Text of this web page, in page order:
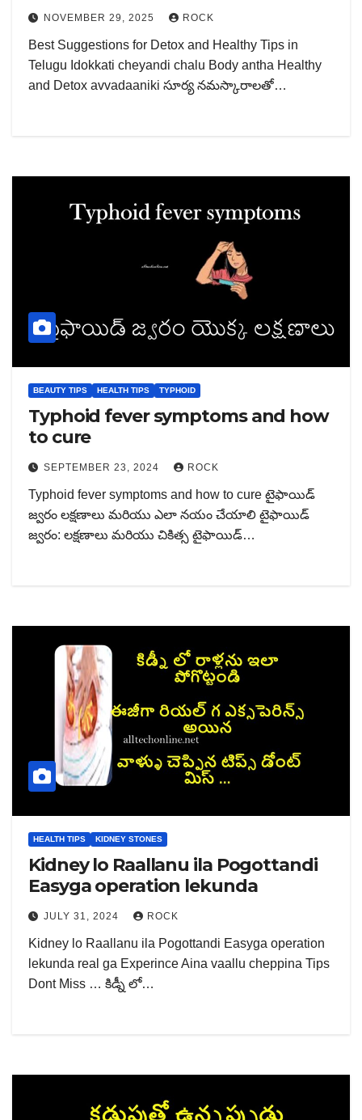
NOVEMBER 29, 2025 ROCK
Best Suggestions for Detox and Healthy Tips in
Telugu Idokkati cheyandi chalu Body antha Healthy
and Detox avvadaaniki సూర్య నమస్కారాలతో…
BEAUTY TIPS HEALTH TIPS TYPHOID
Typhoid fever symptoms and how
to cure
SEPTEMBER 23, 2024 ROCK
Typhoid fever symptoms and how to cure టైఫాయిడ్
జ్వరం లక్షణాలు మరియు ఎలా నయం చేయాలి టైఫాయిడ్
జ్వరం: లక్షణాలు మరియు చికిత్స టైఫాయిడ్…
HEALTH TIPS KIDNEY STONES
Kidney lo Raallanu ila Pogottandi
Easyga operation lekunda
JULY 31, 2024 ROCK
Kidney lo Raallanu ila Pogottandi Easyga operation
lekunda real ga Experince Aina vaallu cheppina Tips
Dont Miss … కిడ్నీ లో…